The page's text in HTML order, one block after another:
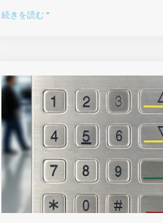
続きを読む "